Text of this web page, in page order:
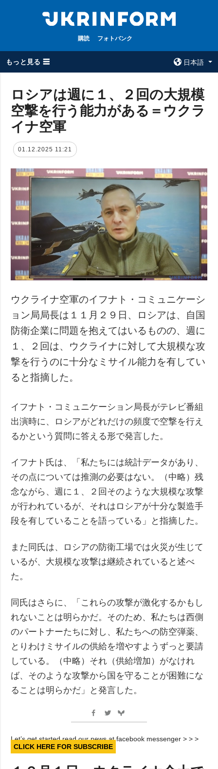
購読 フォトバンク
もっと見る ☰
日本語
全てのトピック
戦争
政治
経済・復興
防衛
社会・文化
スポーツ
事故・緊急事態
ウクルインフォ
ルム
追加
特集
インタビュー
写真
動画
サービス
購読
フォトバンク
ロシアは週に１、２回の大規模
空撃を行う能力がある＝ウクラ
イナ空軍
01.12.2025 11:21
ウクライナ空軍のイフナト・コミュニケーシ
ョン局局長は１１月２９日、ロシアは、自国
防衛企業に問題を抱えてはいるものの、週に
１、２回は、ウクライナに対して大規模な攻
撃を行うのに十分なミサイル能力を有してい
ると指摘した。
イフナト・コミュニケーション局長がテレビ番組
出演時に、ロシアがどれだけの頻度で空撃を行え
るかという質問に答える形で発言した。
イフナト氏は、「私たちには統計データがあり、
その点については推測の必要はない。（中略）残
念ながら、週に１、２回そのような大規模な攻撃
が行われているが、それはロシアが十分な製造手
段を有していることを語っている」と指摘した。
また同氏は、ロシアの防衛工場では火災が生じて
いるが、大規模な攻撃は継続されていると述べ
た。
同氏はさらに、「これらの攻撃が激化するかもし
れないことは明らかだ。そのため、私たちは西側
のパートナーたちに対し、私たちへの防空弾薬、
とりわけミサイルの供給を増やすようずっと要請
している。（中略）それ（供給増加）がなけれ
ば、そのような攻撃から国を守ることが困難にな
ることは明らかだ」と発言した。
Let’s get started read our news at facebook messenger > > >
CLICK HERE FOR SUBSCRIBE